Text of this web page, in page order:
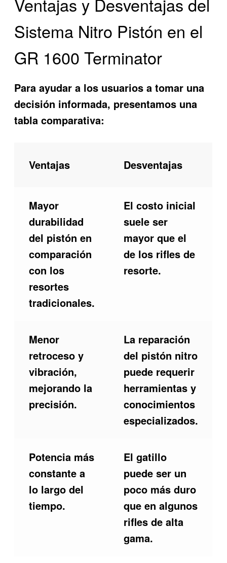
Sistema Nitro Pistón en el
GR 1600 Terminator
Para ayudar a los usuarios a tomar una
decisión informada, presentamos una
tabla comparativa:
Ventajas Desventajas
Mayor
durabilidad
del pistón en
comparación
con los
resortes
tradicionales.
El costo inicial
suele ser
mayor que el
de los rifles de
resorte.
Menor
retroceso y
vibración,
mejorando la
precisión.
La reparación
del pistón nitro
puede requerir
herramientas y
conocimientos
especializados.
Potencia más
constante a
lo largo del
tiempo.
El gatillo
puede ser un
poco más duro
que en algunos
rifles de alta
gama.